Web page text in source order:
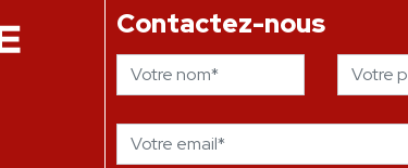
Contactez-nous